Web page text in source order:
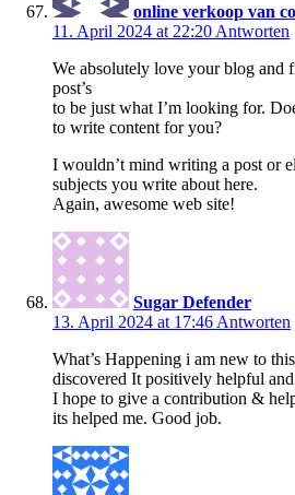
online verkoop van
11. April 2024 at 22:20 Antworten
We absolutely love your blog and
post’s
to be just what I’m looking for.
to write content for you?
I wouldn’t mind writing a post or
subjects you write about here.
Again, awesome web site!
Sugar Defender
13. April 2024 at 17:46 Antworten
What’s Happening i am new to
discovered It positively helpful
I hope to give a contribution &
its helped me. Good job.